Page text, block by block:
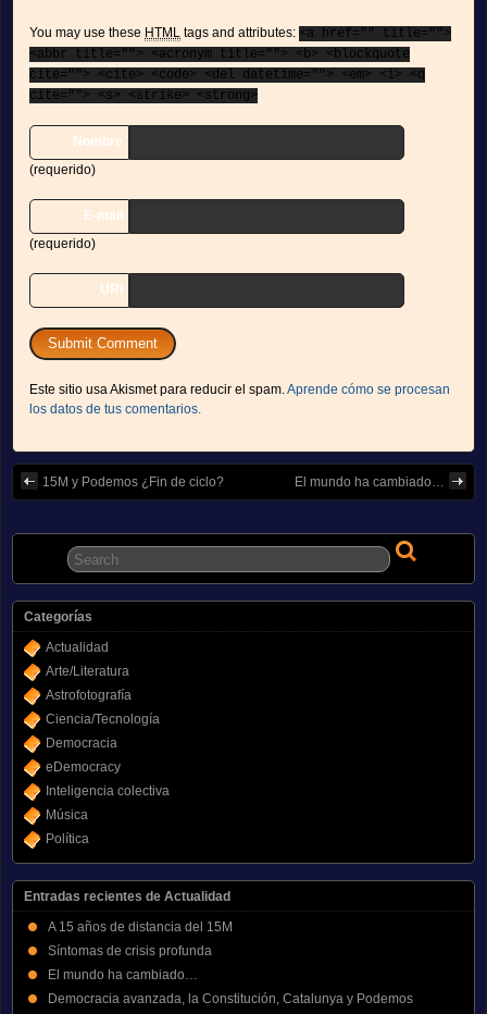
You may use these HTML tags and attributes: <a href="" title="">
<abbr title=""> <acronym title=""> <b> <blockquote
cite=""> <cite> <code> <del datetime=""> <em> <i> <q
cite=""> <s> <strike> <strong>
Nombre
(requerido)
E-mail
(requerido)
URI
Este sitio usa Akismet para reducir el spam.Aprende cómo se procesan
los datos de tus comentarios.
15M y Podemos ¿Fin de ciclo? El mundo ha cambiado…
Categorías
Actualidad
Arte/Literatura
Astrofotografía
Ciencia/Tecnología
Democracia
eDemocracy
Inteligencia colectiva
Música
Política
Entradas recientes de Actualidad
A 15 años de distancia del 15M
Síntomas de crisis profunda
El mundo ha cambiado…
Democracia avanzada, la Constitución, Catalunya y Podemos